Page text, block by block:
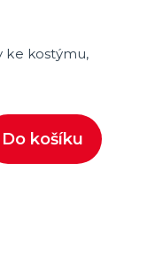
ke kostýmu,
Do košíku